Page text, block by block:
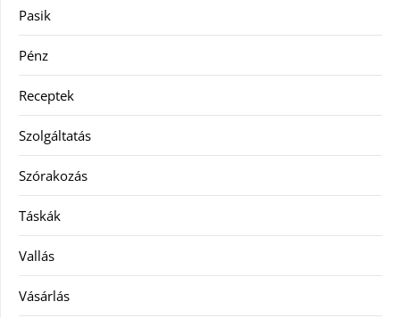
Pasik
Pénz
Receptek
Szolgáltatás
Szórakozás
Táskák
Vallás
Vásárlás